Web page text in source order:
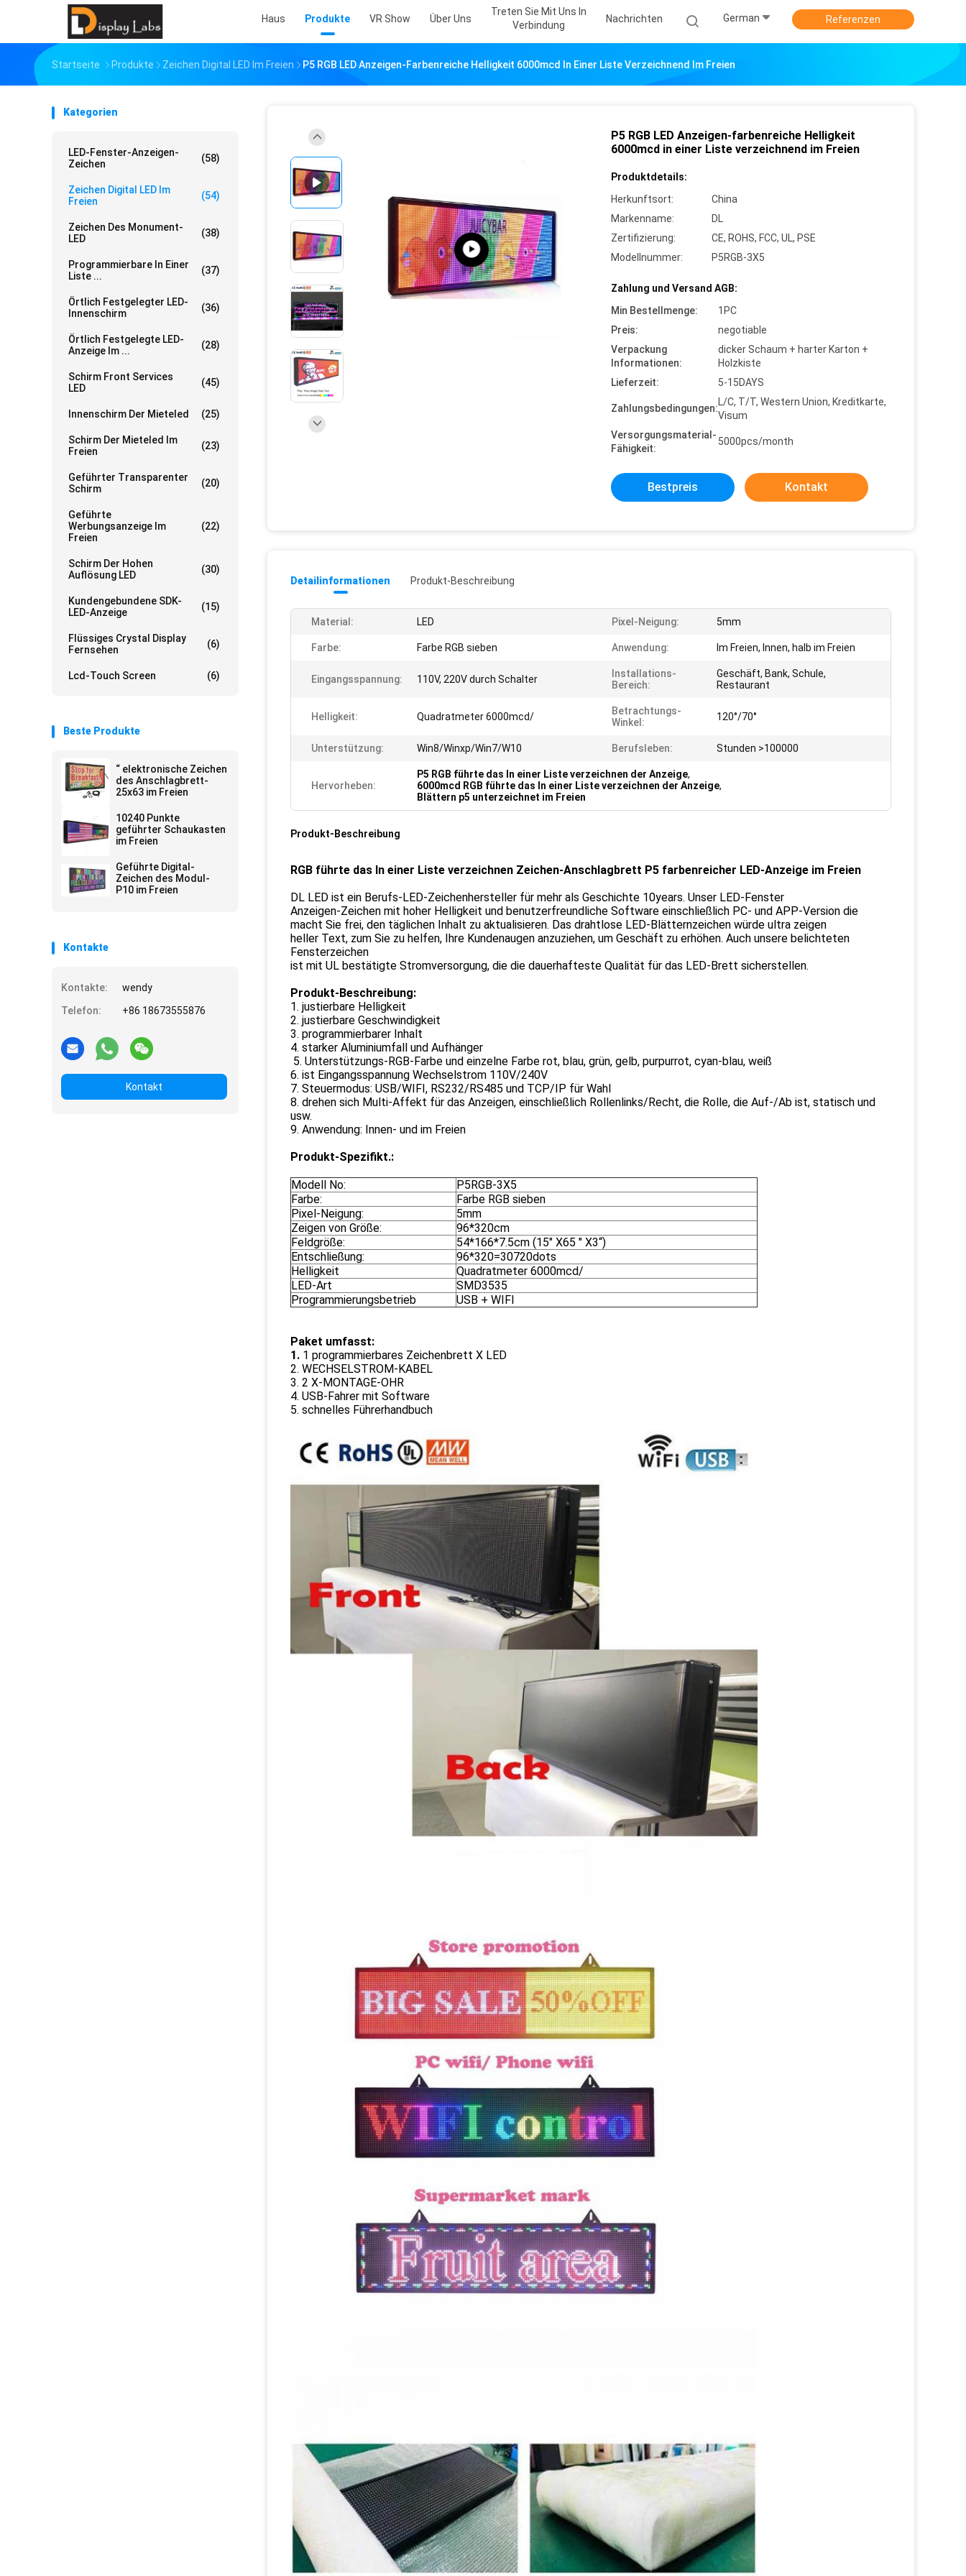
Haus Produkte VR Show Über Uns
Treten Sie Mit Uns In
Verbindung
Nachrichten German Referenzen
Startseite Produkte Zeichen Digital LED Im Freien P5 RGB LED Anzeigen-Farbenreiche Helligkeit 6000mcd In Einer Liste Verzeichnend Im Freien
Kategorien
LED-Fenster-Anzeigen-
Zeichen
(58)
Zeichen Digital LED Im
Freien
(54)
Zeichen Des Monument-
LED
(38)
Programmierbare In Einer
Liste ...
(37)
Örtlich Festgelegter LED-
Innenschirm
(36)
Örtlich Festgelegte LED-
Anzeige Im ...
(28)
Schirm Front Services
LED
(45)
Innenschirm Der Mieteled (25)
Schirm Der Mieteled Im
Freien
(23)
Geführter Transparenter
Schirm
(20)
Geführte
Werbungsanzeige Im
Freien
(22)
Schirm Der Hohen
Auflösung LED
(30)
Kundengebundene SDK-
LED-Anzeige
(15)
Flüssiges Crystal Display
Fernsehen
(6)
Lcd-Touch Screen (6)
Beste Produkte
“ elektronische Zeichen
des Anschlagbrett-
25x63 im Freien
10240 Punkte
geführter Schaukasten
im Freien
Geführte Digital-
Zeichen des Modul-
P10 im Freien
Kontakte
Kontakte:
wendy
Telefon:
+86 18673555876
Kontakt
P5 RGB LED Anzeigen-farbenreiche Helligkeit
6000mcd in einer Liste verzeichnend im Freien
Produktdetails:
Herkunftsort:
China
Markenname:
DL
Zertifizierung:
CE, ROHS, FCC, UL, PSE
Modellnummer:
P5RGB-3X5
Zahlung und Versand AGB:
Min Bestellmenge:
1PC
Preis:
negotiable
Verpackung
Informationen:
dicker Schaum + harter Karton +
Holzkiste
Lieferzeit:
5-15DAYS
Zahlungsbedingungen:
L/C, T/T, Western Union, Kreditkarte,
Visum
Versorgungsmaterial-
Fähigkeit:
5000pcs/month
Bestpreis Kontakt
Detailinformationen Produkt-Beschreibung
Material: LED Pixel-Neigung: 5mm
Farbe: Farbe RGB sieben Anwendung: Im Freien, Innen, halb im Freien
Eingangsspannung: 110V, 220V durch Schalter
Installations-
Bereich:
Geschäft, Bank, Schule,
Restaurant
Helligkeit: Quadratmeter 6000mcd/
Betrachtungs-
Winkel:
120°/70°
Unterstützung: Win8/Winxp/Win7/W10 Berufsleben: Stunden >100000
Hervorheben:
P5 RGB führte das In einer Liste verzeichnen der Anzeige,
6000mcd RGB führte das In einer Liste verzeichnen der Anzeige,
Blättern p5 unterzeichnet im Freien
Produkt-Beschreibung
RGB führte das In einer Liste verzeichnen Zeichen-Anschlagbrett P5 farbenreicher LED-Anzeige im Freien
DL LED ist ein Berufs-LED-Zeichenhersteller für mehr als Geschichte 10years. Unser LED-Fenster
Anzeigen-Zeichen mit hoher Helligkeit und benutzerfreundliche Software einschließlich PC- und APP-Version die
macht Sie frei, den täglichen Inhalt zu aktualisieren. Das drahtlose LED-Blätternzeichen würde ultra zeigen
heller Text, zum Sie zu helfen, Ihre Kundenaugen anzuziehen, um Geschäft zu erhöhen. Auch unsere belichteten
Fensterzeichen
ist mit UL bestätigte Stromversorgung, die die dauerhafteste Qualität für das LED-Brett sicherstellen.
Produkt-Beschreibung:
1. justierbare Helligkeit
2. justierbare Geschwindigkeit
3. programmierbarer Inhalt
4. starker Aluminiumfall und Aufhänger
5. Unterstützungs-RGB-Farbe und einzelne Farbe rot, blau, grün, gelb, purpurrot, cyan-blau, weiß
6. ist Eingangsspannung Wechselstrom 110V/240V
7. Steuermodus: USB/WIFI, RS232/RS485 und TCP/IP für Wahl
8. drehen sich Multi-Affekt für das Anzeigen, einschließlich Rollenlinks/Recht, die Rolle, die Auf-/Ab ist, statisch und
usw.
9. Anwendung: Innen- und im Freien
Produkt-Spezifikt.:
Modell No:
P5RGB-3X5
Farbe:
Farbe RGB sieben
Pixel-Neigung:
5mm
Zeigen von Größe:
96*320cm
Feldgröße:
54*166*7.5cm (15" X65 " X3“)
Entschließung:
96*320=30720dots
Helligkeit
Quadratmeter 6000mcd/
LED-Art
SMD3535
Programmierungsbetrieb
USB + WIFI
Paket umfasst:
1. 1 programmierbares Zeichenbrett X LED
2. WECHSELSTROM-KABEL
3. 2 X-MONTAGE-OHR
4. USB-Fahrer mit Software
5. schnelles Führerhandbuch